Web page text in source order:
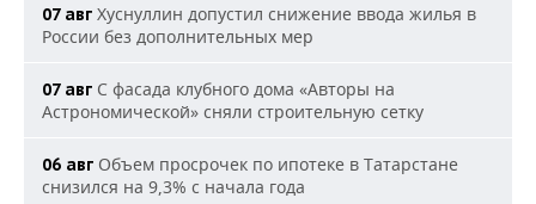
07 авг Хуснуллин допустил снижение ввода жилья в
России без дополнительных мер
07 авг С фасада клубного дома «Авторы на
Астрономической» сняли строительную сетку
06 авг Объем просрочек по ипотеке в Татарстане
снизился на 9,3% с начала года